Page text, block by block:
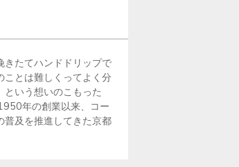
きたてハンドドリップで
とは難しくってよく分
いう想いのこもった
年の創業以来、コー
普及を推進してきた京都